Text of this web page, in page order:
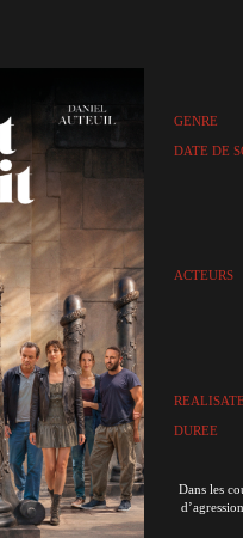
GENRE
DATE DE
ACTEURS
DUREE
Dans les